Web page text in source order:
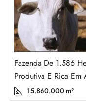
Fazenda De 1.586
Produtiva E Rica Em
15.860.000 m²